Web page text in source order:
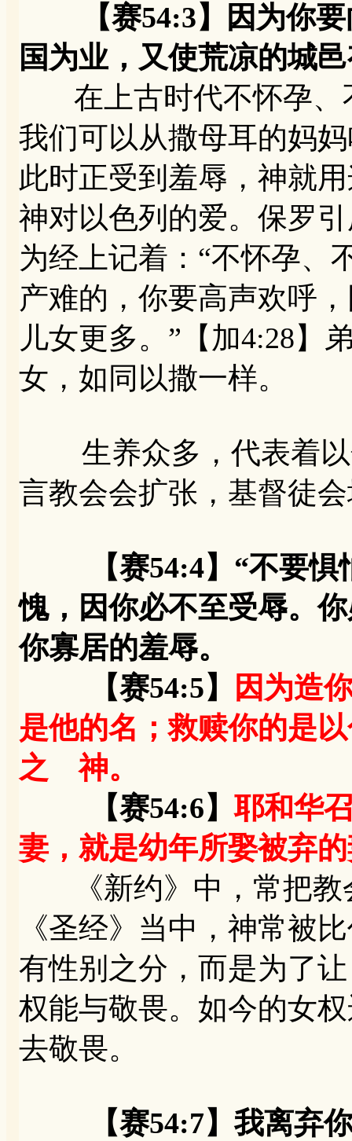
【赛54:3】因为你要
国为业，又使荒凉的城
在上古时代不怀孕、
我们可以从撒母耳的妈
此时正受到羞辱，神就
神对以色列的爱。保罗
为经上记着：“不怀孕、
产难的，你要高声欢呼
儿女更多。”【加4:28】
女，如同以撒一样。
生养众多，代表着以
言教会会扩张，基督徒
【赛54:4】“不要
愧，因你必不至受辱。
你寡居的羞辱。
【赛54:5】
因为造
是他的名；救赎你的是
之 神。
【赛54:6】耶和华
妻，就是幼年所娶被弃
《新约》中，常把教
《圣经》当中，神常被
有性别之分，而是为了
权能与敬畏。如今的女
去敬畏。
【赛54:7】我离弃